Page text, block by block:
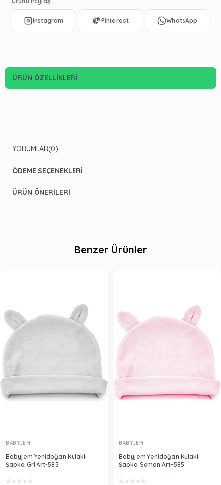
ÜRÜN ÖZELLIKLERI
YORUMLAR(0)
ÖDEME SEÇENEKLERI
ÜRÜN ÖNERILERI
Benzer Ürünler
BABYJEM
Babyjem Yenidoğan Kulaklı
Şapka Gri Art-585
★ ★ ★ ★ ★
BABYJEM
Babyjem Yenidoğan Kulaklı
Şapka Somon Art-585
★ ★ ★ ★ ★